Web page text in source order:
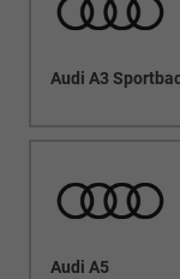
Audi A3
Audi A5